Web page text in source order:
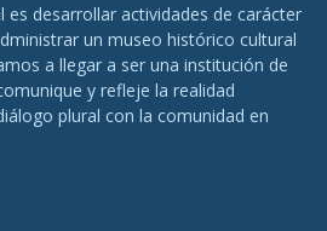
desarrollar actividades de carácter
un museo histórico cultural
a llegar a ser una institución de
y refleje la realidad
plural con la comunidad en